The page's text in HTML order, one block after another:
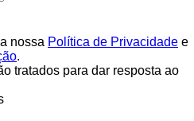
nossa Política de Privacidade e
.
tratados para dar resposta ao